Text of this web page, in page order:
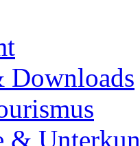
Downloads
&